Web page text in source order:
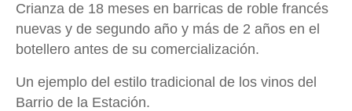
Crianza de 18 meses en barricas de roble francés
nuevas y de segundo año y más de 2 años en el
botellero antes de su comercialización.
Un ejemplo del estilo tradicional de los vinos del
Barrio de la Estación.